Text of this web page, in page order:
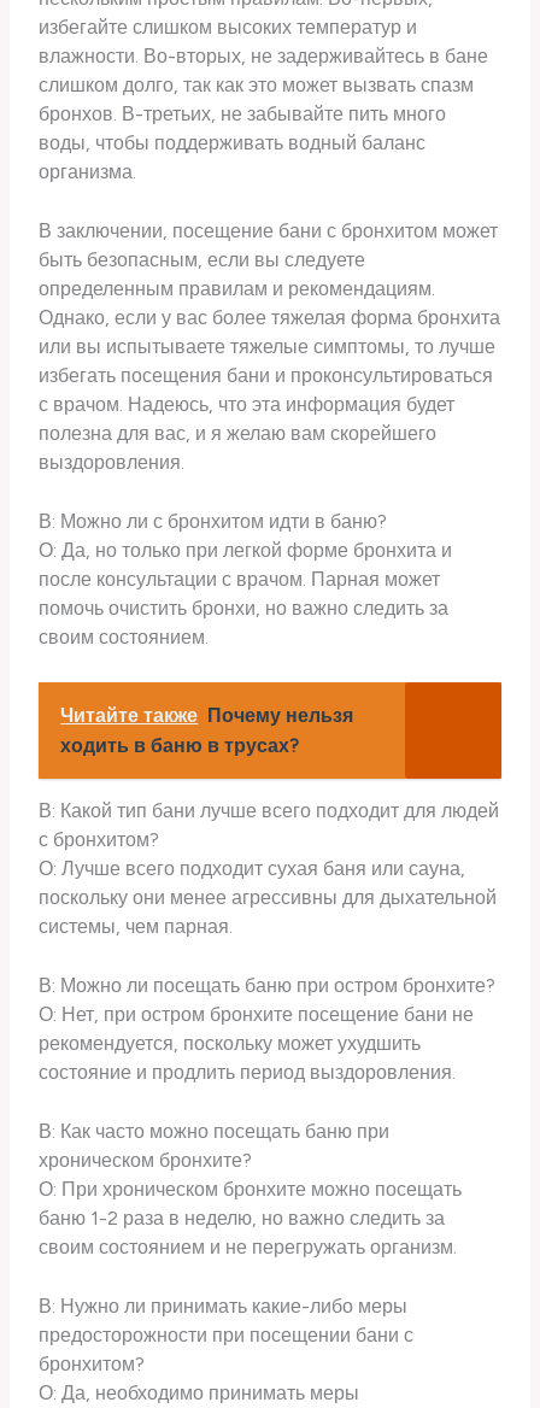
избегайте слишком высоких температур и
влажности. Во-вторых, не задерживайтесь в бане
слишком долго, так как это может вызвать спазм
бронхов. В-третьих, не забывайте пить много
воды, чтобы поддерживать водный баланс
организма.
В заключении, посещение бани с бронхитом может
быть безопасным, если вы следуете
определенным правилам и рекомендациям.
Однако, если у вас более тяжелая форма бронхита
или вы испытываете тяжелые симптомы, то лучше
избегать посещения бани и проконсультироваться
с врачом. Надеюсь, что эта информация будет
полезна для вас, и я желаю вам скорейшего
выздоровления.
В: Можно ли с бронхитом идти в баню?
О: Да, но только при легкой форме бронхита и
после консультации с врачом. Парная может
помочь очистить бронхи, но важно следить за
своим состоянием.
Читайте также Почему нельзя
ходить в баню в трусах?
В: Какой тип бани лучше всего подходит для людей
с бронхитом?
О: Лучше всего подходит сухая баня или сауна,
поскольку они менее агрессивны для дыхательной
системы, чем парная.
В: Можно ли посещать баню при остром бронхите?
О: Нет, при остром бронхите посещение бани не
рекомендуется, поскольку может ухудшить
состояние и продлить период выздоровления.
В: Как часто можно посещать баню при
хроническом бронхите?
О: При хроническом бронхите можно посещать
баню 1-2 раза в неделю, но важно следить за
своим состоянием и не перегружать организм.
В: Нужно ли принимать какие-либо меры
предосторожности при посещении бани с
бронхитом?
О: Да, необходимо принимать меры